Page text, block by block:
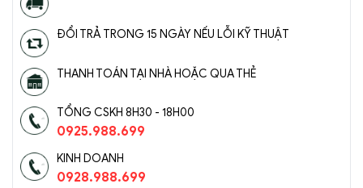
mãi giá rẻ tại: https://sencom.vn/category/den-trang-
tri
ĐỔI TRẢ TRONG 15 NGÀY NẾU LỖI KỸ THUẬT
THANH TOÁN TẠI NHÀ HOẶC QUA THẺ
TỔNG CSKH 8H30 - 18H00
0925.988.699
KINH DOANH
0928.988.699